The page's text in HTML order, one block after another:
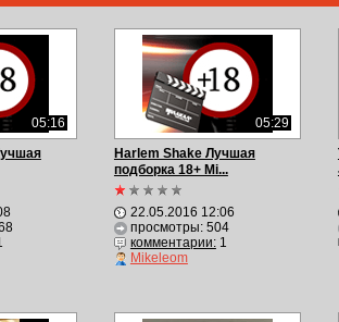
05:16
05:29
Harlem Shake Лучшая
подборка 18+ Mi...
22.05.2016 12:06
просмотры: 504
комментарии:1
Mikeleom